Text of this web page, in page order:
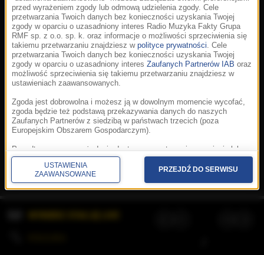
Korzystanie z portalu oznacza akceptację
Prywatność.Aplikacje.© 2026 Radio Muzyka
Fakty Grupa RMF sp. z o.o. sp. k.
przed wyrażeniem zgody lub odmową udzielenia zgody. Cele
przetwarzania Twoich danych bez konieczności uzyskania Twojej
zgody w oparciu o uzasadniony interes Radio Muzyka Fakty Grupa
RMF sp. z o.o. sp. k. oraz informacje o możliwości sprzeciwienia się
takiemu przetwarzaniu znajdziesz w polityce prywatności. Cele
przetwarzania Twoich danych bez konieczności uzyskania Twojej
zgody w oparciu o uzasadniony interes Zaufanych Partnerów IAB oraz
możliwość sprzeciwienia się takiemu przetwarzaniu znajdziesz w
ustawieniach zaawansowanych.
Zgoda jest dobrowolna i możesz ją w dowolnym momencie wycofać,
zgoda będzie też podstawą przekazywania danych do naszych
Zaufanych Partnerów z siedzibą w państwach trzecich (poza
Europejskim Obszarem Gospodarczym).
Ponadto masz prawo żądania dostępu, sprostowania, usunięcia lub
ograniczenia przetwarzania danych, a także złożenia skargi do
Prezesa Urzędu Ochrony Danych Osobowych. W polityce prywatności
znajdziesz informacje jak wykonać swoje prawa. Szczegółowe
informacje na temat przetwarzania Twoich danych znajdują się w
USTAWIENIA
ZAAWANSOWANE
PRZEJDŹ DO SERWISU